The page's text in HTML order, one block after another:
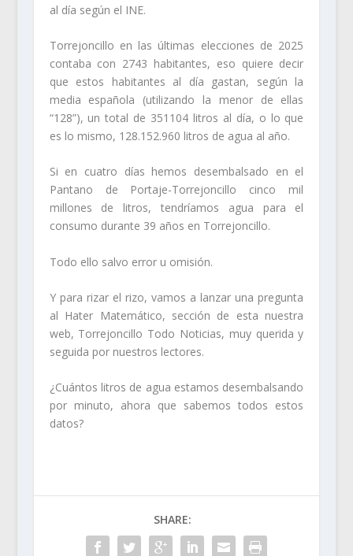
al día según el INE.
Torrejoncillo en las últimas elecciones de 2025
contaba con 2743 habitantes, eso quiere decir
que estos habitantes al día gastan, según la
media española (utilizando la menor de ellas
“128”), un total de 351104 litros al día, o lo que
es lo mismo, 128.152.960 litros de agua al año.
Si en cuatro días hemos desembalsado en el
Pantano de Portaje-Torrejoncillo cinco mil
millones de litros, tendríamos agua para el
consumo durante 39 años en Torrejoncillo.
Todo ello salvo error u omisión.
Y para rizar el rizo, vamos a lanzar una pregunta
al Hater Matemático, sección de esta nuestra
web, Torrejoncillo Todo Noticias, muy querida y
seguida por nuestros lectores.
¿Cuántos litros de agua estamos desembalsando
por minuto, ahora que sabemos todos estos
datos?
SHARE: